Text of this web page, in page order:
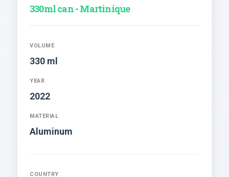
330ml can - Martinique
VOLUME
330 ml
YEAR
2022
MATERIAL
Aluminum
COUNTRY